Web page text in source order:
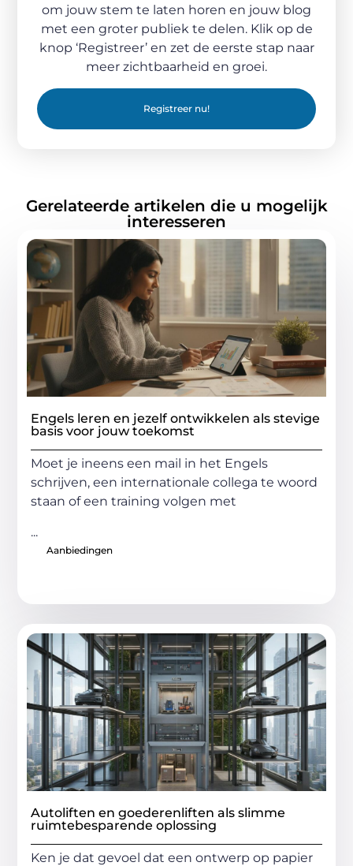
om jouw stem te laten horen en jouw blog
met een groter publiek te delen. Klik op de
knop ‘Registreer’ en zet de eerste stap naar
meer zichtbaarheid en groei.
Registreer nu!
Gerelateerde artikelen die u mogelijk
interesseren
Engels leren en jezelf ontwikkelen als stevige
basis voor jouw toekomst
Moet je ineens een mail in het Engels
schrijven, een internationale collega te woord
staan of een training volgen met
...
Aanbiedingen
Autoliften en goederenliften als slimme
ruimtebesparende oplossing
Ken je dat gevoel dat een ontwerp op papier